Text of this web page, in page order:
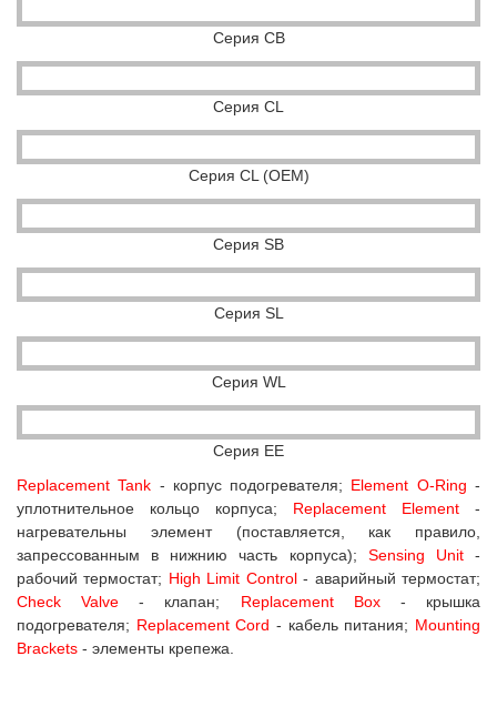
Серия CB
Серия CL
Серия CL (OEM)
Серия SB
Серия SL
Серия WL
Серия EE
Replacement Tank - корпус подогревателя; Element O-Ring -
уплотнительное кольцо корпуса; Replacement Element -
нагревательны элемент (поставляется, как правило,
запрессованным в нижнию часть корпуса); Sensing Unit-
рабочий термостат; High Limit Control- аварийный термостат;
Check Valve - клапан; Replacement Box- крышка
подогревателя; Replacement Cord - кабель питания; Mounting
Brackets - элементы крепежа.